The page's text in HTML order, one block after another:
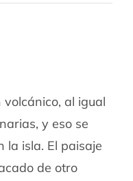
al igual
y eso se
la isla. El paisaje
de otro